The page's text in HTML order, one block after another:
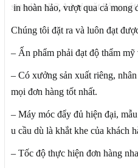
standee chữ A hai mặt bằng sắt
in hoàn hảo, vượt qua cả mong
Chúng tôi đặt ra và luôn đạt
– Ấn phẩm phải đạt độ thẩm mỹ
– Có xưởng sản xuất riêng,
mọi đơn hàng tốt nhất.
– Máy móc đẩy đủ hiện đại,
u cầu dù là khắt khe của khách
– Tốc độ thực hiện đơn hàng